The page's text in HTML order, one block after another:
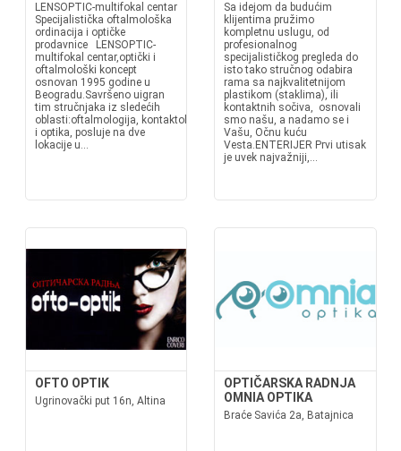
LENSOPTIC-multifokal centar
Specijalistička oftalmološka
ordinacija i optičke
prodavnice LENSOPTIC-
multifokal centar,optički i
oftalmološki koncept
osnovan 1995 godine u
Beogradu.Savršeno uigran
tim stručnjaka iz sledećih
oblasti:oftalmologija, kontaktologija
i optika, posluje na dve
lokacije u...
Sa idejom da budućim
klijentima pružimo
kompletnu uslugu, od
profesionalnog
specijalističkog pregleda do
isto tako stručnog odabira
rama sa najkvalitetnijom
plastikom (staklima), ili
kontaktnih sočiva, osnovali
smo našu, a nadamo se i
Vašu, Očnu kuću
Vesta.ENTERIJER Prvi utisak
je uvek najvažniji,...
OFTO OPTIK
Ugrinovački put 16n, Altina
OPTIČARSKA RADNJA
OMNIA OPTIKA
Braće Savića 2a, Batajnica